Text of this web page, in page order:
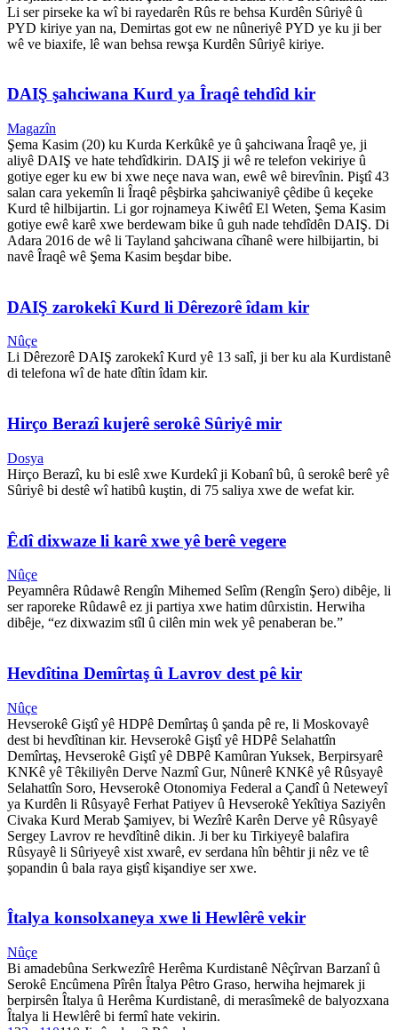
Li ser pirseke ka wî bi rayedarên Rûs re behsa Kurdên Sûriyê û
PYD kiriye yan na, Demirtas got ew ne nûneriyê PYD ye ku ji ber
wê ve biaxife, lê wan behsa rewşa Kurdên Sûriyê kiriye.
DAIŞ şahciwana Kurd ya Îraqê tehdîd kir
Magazîn
Şema Kasim (20) ku Kurda Kerkûkê ye û şahciwana Îraqê ye, ji
aliyê DAIŞ ve hate tehdîdkirin. DAIŞ ji wê re telefon vekiriye û
gotiye eger ku ew bi xwe neçe nava wan, ewê wê birevînin. Piştî 43
salan cara yekemîn li Îraqê pêşbirka şahciwaniyê çêdibe û keçeke
Kurd tê hilbijartin. Li gor rojnameya Kiwêtî El Weten, Şema Kasim
gotiye ewê karê xwe berdewam bike û guh nade tehdîdên DAIŞ. Di
Adara 2016 de wê li Tayland şahciwana cîhanê were hilbijartin, bi
navê Îraqê wê Şema Kasim beşdar bibe.
DAIŞ zarokekî Kurd li Dêrezorê îdam kir
Nûçe
Li Dêrezorê DAIŞ zarokekî Kurd yê 13 salî, ji ber ku ala Kurdistanê
di telefona wî de hate dîtin îdam kir.
Hirço Berazî kujerê serokê Sûriyê mir
Dosya
Hirço Berazî, ku bi eslê xwe Kurdekî ji Kobanî bû, û serokê berê yê
Sûriyê bi destê wî hatibû kuştin, di 75 saliya xwe de wefat kir.
Êdî dixwaze li karê xwe yê berê vegere
Nûçe
Peyamnêra Rûdawê Rengîn Mihemed Selîm (Rengîn Şero) dibêje, li
ser raporeke Rûdawê ez ji partiya xwe hatim dûrxistin. Herwiha
dibêje, “ez dixwazim stîl û cilên min wek yê penaberan be.”
Hevdîtina Demîrtaş û Lavrov dest pê kir
Nûçe
Hevserokê Giştî yê HDPê Demîrtaş û şanda pê re, li Moskovayê
dest bi hevdîtinan kir. Hevserokê Giştî yê HDPê Selahattîn
Demîrtaş, Hevserokê Giştî yê DBPê Kamûran Yuksek, Berpirsyarê
KNKê yê Têkiliyên Derve Nazmî Gur, Nûnerê KNKê yê Rûsyayê
Selahattîn Soro, Hevserokê Otonomiya Federal a Çandî û Neteweyî
ya Kurdên li Rûsyayê Ferhat Patiyev û Hevserokê Yekîtiya Saziyên
Civaka Kurd Merab Şamiyev, bi Wezîrê Karên Derve yê Rûsyayê
Sergey Lavrov re hevdîtinê dikin. Ji ber ku Tirkiyeyê balafira
Rûsyayê li Sûriyeyê xist xwarê, ev serdana hîn bêhtir ji nêz ve tê
şopandin û bala raya giştî kişandiye ser xwe.
Îtalya konsolxaneya xwe li Hewlêrê vekir
Nûçe
Bi amadebûna Serkwezîrê Herêma Kurdistanê Nêçîrvan Barzanî û
Serokê Encûmena Pîrên Îtalya Pêtro Graso, herwiha hejmarek ji
berpirsên Îtalya û Herêma Kurdistanê, di merasîmekê de balyozxana
Îtalya li Hewlêrê bi fermî hate vekirin.